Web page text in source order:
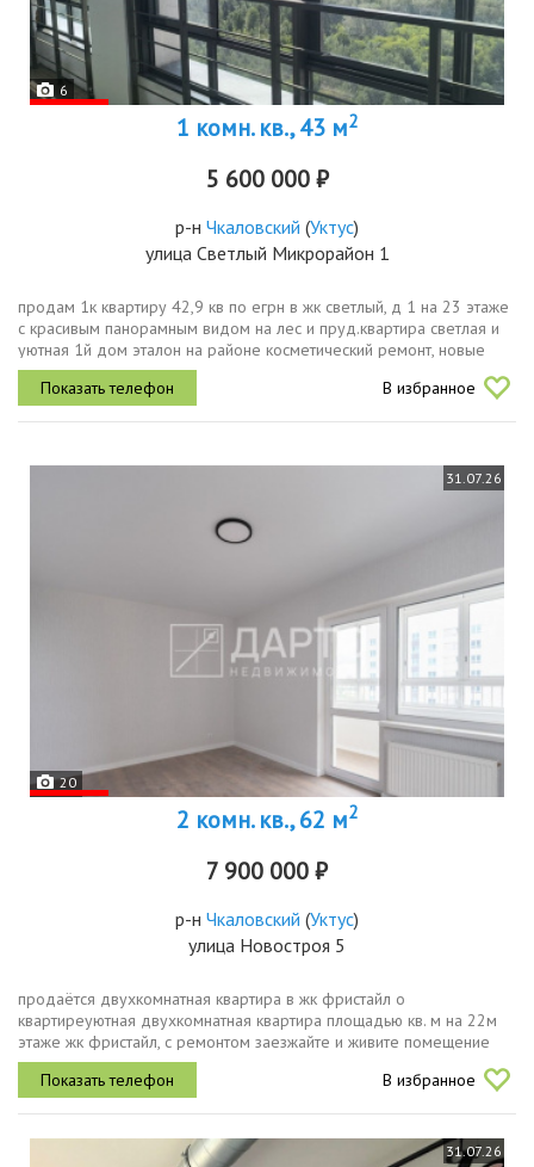
6
1 комн. кв., 43 м2
5 600 000 ₽
р-н Чкаловский (Уктус)
улица Светлый Микрорайон 1
продам 1к квартиру 42,9 кв по егрн в жк светлый, д 1 на 23 этаже
с красивым панорамным видом на лес и пруд.квартира светлая и
уютная 1й дом эталон на районе косметический ремонт, новые
смесители низкие ку своя котельная тихие, вежливые соседи...
В избранное
31.07.26
20
2 комн. кв., 62 м2
7 900 000 ₽
р-н Чкаловский (Уктус)
улица Новостроя 5
продаётся двухкомнатная квартира в жк фристайл о
квартиреуютная двухкомнатная квартира площадью кв. м на 22м
этаже жк фристайл, с ремонтом заезжайте и живите помещение
без мебели даёт свободу для обустройства по своему вкусу. из
окон открывается...
В избранное
31.07.26